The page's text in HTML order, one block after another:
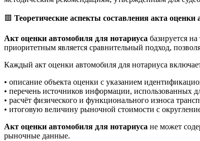
🟥 Теоретические аспекты составления акта
Акт оценки автомобиля для нотариуса базируется
приоритетным является сравнительный подход,
Каждый акт оценки автомобиля для нотариуса
• описание объекта оценки с указанием
• перечень источников информации, использованных
• расчёт физического и функционального износа
• итоговую величину рыночной стоимости с
Акт оценки автомобиля для нотариуса не может
рыночные данные.